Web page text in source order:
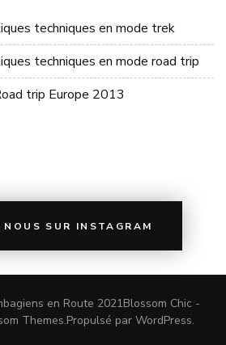
techniques en mode trek
techniques en mode road trip
trip Europe 2013
NOUS SUR INSTAGRAM
en Route 2021Blossom Chic -
Themes.Propulsé par WordPress.